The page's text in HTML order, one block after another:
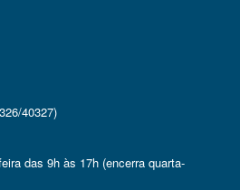
40327)
das 9h às 17h (encerra quarta-